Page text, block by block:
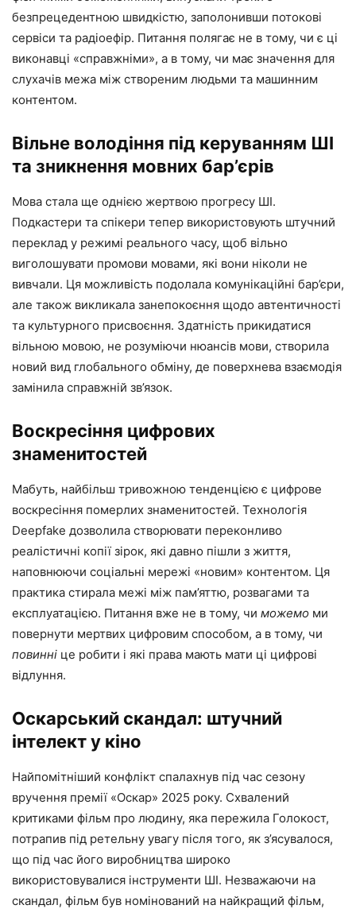
безпрецедентною швидкістю, заполонивши потокові
сервіси та радіоефір. Питання полягає не в тому, чи є ці
виконавці «справжніми», а в тому, чи має значення для
слухачів межа між створеним людьми та машинним
контентом.
Вільне володіння під керуванням ШІ
та зникнення мовних бар’єрів
Мова стала ще однією жертвою прогресу ШІ.
Подкастери та спікери тепер використовують штучний
переклад у режимі реального часу, щоб вільно
виголошувати промови мовами, які вони ніколи не
вивчали. Ця можливість подолала комунікаційні бар’єри,
але також викликала занепокоєння щодо автентичності
та культурного присвоєння. Здатність прикидатися
вільною мовою, не розуміючи нюансів мови, створила
новий вид глобального обміну, де поверхнева взаємодія
замінила справжній зв’язок.
Воскресіння цифрових
знаменитостей
Мабуть, найбільш тривожною тенденцією є цифрове
воскресіння померлих знаменитостей. Технологія
Deepfake дозволила створювати переконливо
реалістичні копії зірок, які давно пішли з життя,
наповнюючи соціальні мережі «новим» контентом. Ця
практика стирала межі між пам’яттю, розвагами та
експлуатацією. Питання вже не в тому, чи можемо ми
повернути мертвих цифровим способом, а в тому, чи
повинні це робити і які права мають мати ці цифрові
відлуння.
Оскарський скандал: штучний
інтелект у кіно
Найпомітніший конфлікт спалахнув під час сезону
вручення премії «Оскар» 2025 року. Схвалений
критиками фільм про людину, яка пережила Голокост,
потрапив під ретельну увагу після того, як з’ясувалося,
що під час його виробництва широко
використовувалися інструменти ШІ. Незважаючи на
скандал, фільм був номінований на найкращий фільм,